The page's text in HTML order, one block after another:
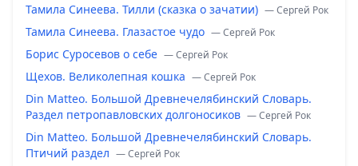
Тамила Синеева. Тилли (сказка о зачатии) — Сергей Рок
Тамила Синеева. Глазастое чудо — Сергей Рок
Борис Суросевов о себе — Сергей Рок
Щехов. Великолепная кошка — Сергей Рок
Din Matteo. Большой Древнечелябинский Словарь.
Раздел петропавловских долгоносиков — Сергей Рок
Din Matteo. Большой Древнечелябинский Словарь.
Птичий раздел — Сергей Рок